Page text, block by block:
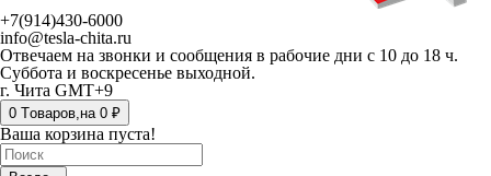
+7(914)430-6000
info@tesla-chita.ru
Отвечаем на звонки и сообщения в рабочие дни с 10 до 18 ч.
Суббота и воскресенье выходной.
г. Чита GMT+9
0 Tоваров,на 0 ₽
Ваша корзина пуста!